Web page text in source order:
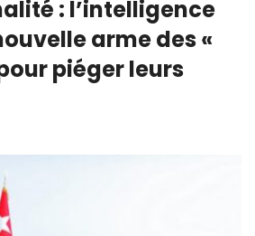
: l’intelligence
arme des «
piéger leurs